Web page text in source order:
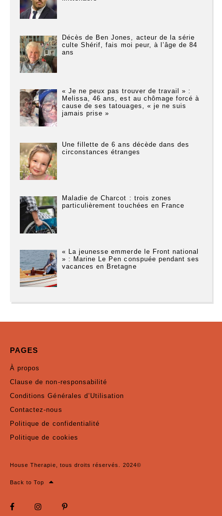
Décès de Ben Jones, acteur de la série
culte Shérif, fais moi peur, à l’âge de 84
ans
« Je ne peux pas trouver de travail » :
Melissa, 46 ans, est au chômage forcé à
cause de ses tatouages, « je ne suis
jamais prise »
Une fillette de 6 ans décède dans des
circonstances étranges
Maladie de Charcot : trois zones
particulièrement touchées en France
« La jeunesse emmerde le Front national
» : Marine Le Pen conspuée pendant ses
vacances en Bretagne
PAGES
À propos
Clause de non-responsabilité
Conditions Générales d’Utilisation
Contactez-nous
Politique de confidentialité
Politique de cookies
House Therapie, tous droits réservés. 2024©
Back to Top